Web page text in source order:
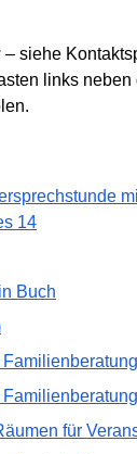
siehe
links
14
Buch
für